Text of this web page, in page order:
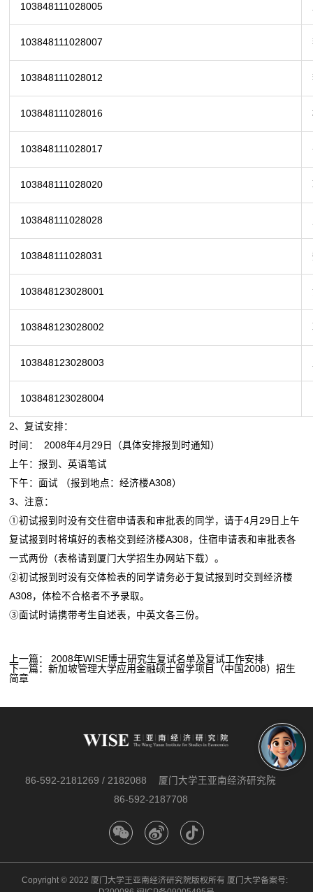
103848111028005
103848111028007
103848111028012
103848111028016
103848111028017
103848111028020
103848111028028
103848111028031
103848123028001
103848123028002
103848123028003
103848123028004
2、复试安排：
时间： 2008年4月29日（具体安排报到时通知）
上午：报到、英语笔试
下午：面试 （报到地点：经济楼A308）
3、注意：
①初试报到时没有交住宿申请表和审批表的同学，请于4月29日上午
复试报到时将填好的表格交到经济楼A308，住宿申请表和审批表各
一式两份（表格请到厦门大学招生办网站下载）。
②初试报到时没有交体检表的同学请务必于复试报到时交到经济楼
A308，体检不合格者不予录取。
③面试时请携带考生自述表，中英文各三份。
上一篇： 2008年WISE博士研究生复试名单及复试工作安排
下一篇： 新加坡管理大学应用金融硕士留学项目（中国2008）招生
简章
86-592-2181269 / 2182088
厦门大学王亚南经济研究院
86-592-2187708
Copyright © 2022 厦门大学王亚南经济研究院版权所有 厦门大学备案号: